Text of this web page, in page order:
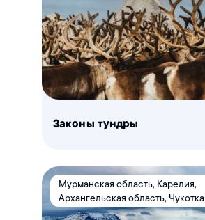
Законы тундры
Мурманская область, Карелия,
Архангельская область, Чукотка